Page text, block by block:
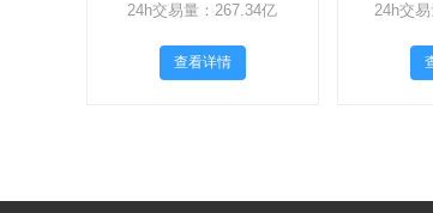
24h交易量：267.34亿
查看详情
24h交